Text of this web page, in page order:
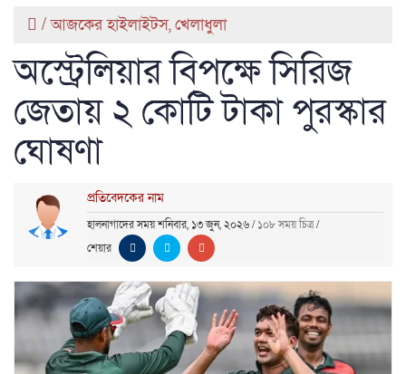
/আজকের হাইলাইটস,খেলাধুলা
অস্ট্রেলিয়ার বিপক্ষে সিরিজ
জেতায় ২ কোটি টাকা পুরস্কার
ঘোষণা
প্রতিবেদকের নাম
হালনাগাদের সময় শনিবার, ১৩ জুন, ২০২৬/১০৮ সময় চিত্র/
শেয়ার